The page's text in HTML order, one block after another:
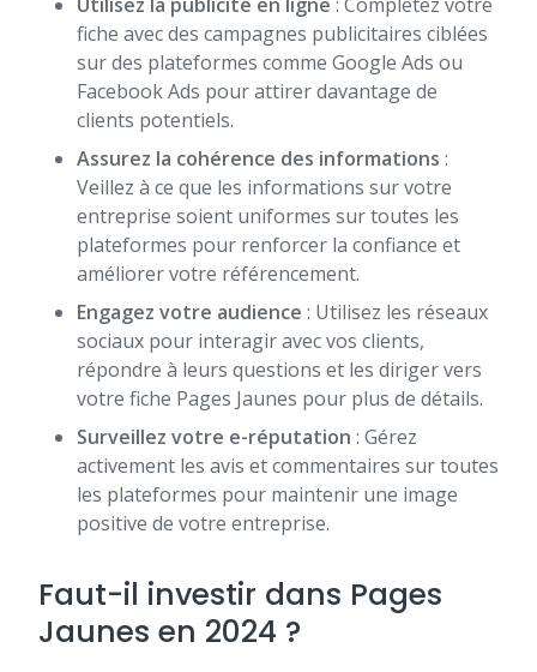
fiche avec des campagnes publicitaires ciblées
sur des plateformes comme Google Ads ou
Facebook Ads pour attirer davantage de
clients potentiels.
Assurez la cohérence des informations :
Veillez à ce que les informations sur votre
entreprise soient uniformes sur toutes les
plateformes pour renforcer la confiance et
améliorer votre référencement.
Engagez votre audience : Utilisez les réseaux
sociaux pour interagir avec vos clients,
répondre à leurs questions et les diriger vers
votre fiche Pages Jaunes pour plus de détails.
Surveillez votre e-réputation : Gérez
activement les avis et commentaires sur toutes
les plateformes pour maintenir une image
positive de votre entreprise.
Faut-il investir dans Pages
Jaunes en 2024 ?